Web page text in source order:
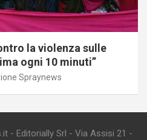
la violenza sulle
ogni 10 minuti”
Spraynews
- Editorially Srl - Via Assisi 21 -